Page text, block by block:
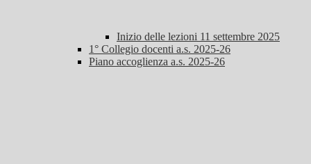
Inizio delle lezioni 11 settembre 2025
1° Collegio docenti a.s. 2025-26
Piano accoglienza a.s. 2025-26